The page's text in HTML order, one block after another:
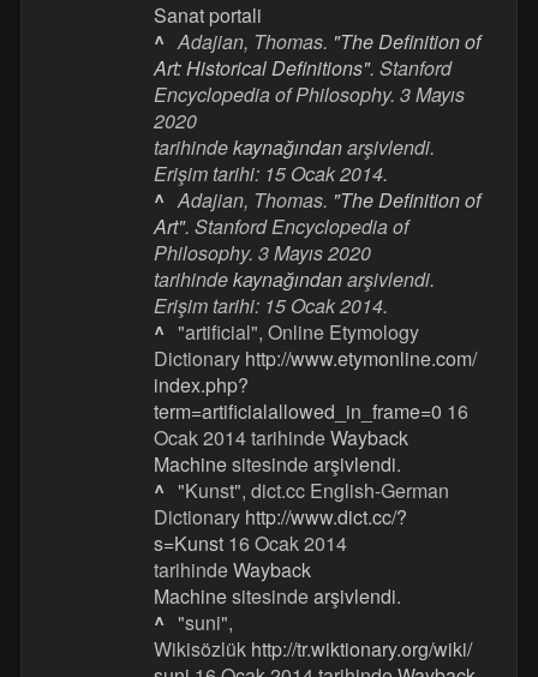
Sanat portali
^ Adajian, Thomas. "The Definition of
Art: Historical Definitions". Stanford
Encyclopedia of Philosophy. 3 Mayıs
2020
tarihindekaynağındanarşivlendi.
Erişim tarihi: 15 Ocak2014.
^ Adajian, Thomas. "The Definition of
Art". Stanford Encyclopedia of
Philosophy. 3 Mayıs 2020
tarihindekaynağındanarşivlendi.
Erişim tarihi: 15 Ocak2014.
^ "artificial", Online Etymology
Dictionary http://www.etymonline.com/
index.php?
term=artificialallowed_in_frame=0 16
Ocak 2014 tarihindeWayback
Machinesitesindearşivlendi.
^ "Kunst", dict.cc English-German
Dictionary http://www.dict.cc/?
s=Kunst16 Ocak 2014
tarihindeWayback
Machinesitesindearşivlendi.
^ "suni",
Wikisözlük http://tr.wiktionary.org/wiki/